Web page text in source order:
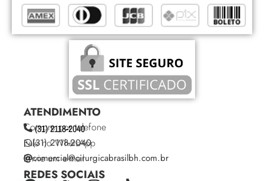
ATENDIMENTO
Compre por telefone
(31) 2118-2040
Fale no WhatsApp
(31) 2118-2040
Envie um e-mail
comercial@cirurgicabrasilbh.com.br
REDES SOCIAIS